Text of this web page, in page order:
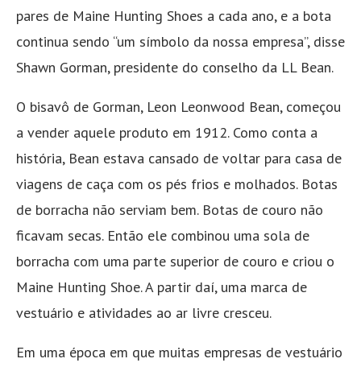
pares de Maine Hunting Shoes a cada ano, e a bota
continua sendo “um símbolo da nossa empresa”, disse
Shawn Gorman, presidente do conselho da LL Bean.
O bisavô de Gorman, Leon Leonwood Bean, começou
a vender aquele produto em 1912. Como conta a
história, Bean estava cansado de voltar para casa de
viagens de caça com os pés frios e molhados. Botas
de borracha não serviam bem. Botas de couro não
ficavam secas. Então ele combinou uma sola de
borracha com uma parte superior de couro e criou o
Maine Hunting Shoe. A partir daí, uma marca de
vestuário e atividades ao ar livre cresceu.
Em uma época em que muitas empresas de vestuário